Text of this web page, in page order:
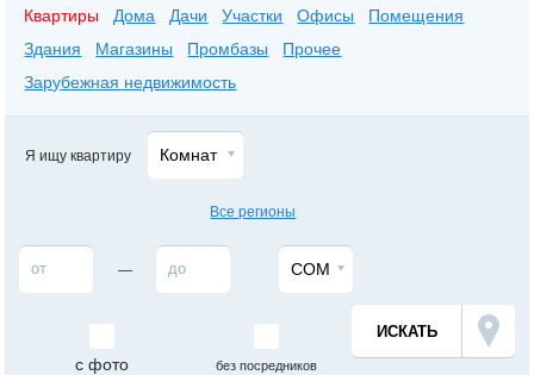
Квартиры Дома Дачи Участки Офисы
Помещения
Здания
Магазины Промбазы
Прочее
Зарубежная недвижимость
Я ищу квартиру Комнат
Все регионы
— СОМ
с фото без посредников